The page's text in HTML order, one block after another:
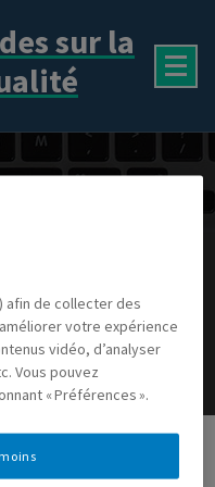
sur la
actif·ves
afin de collecter des
votre expérience
vidéo, d’analyser
Vous pouvez
« Préférences ».